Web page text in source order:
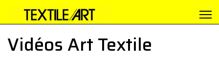
Vidéos Art Textile